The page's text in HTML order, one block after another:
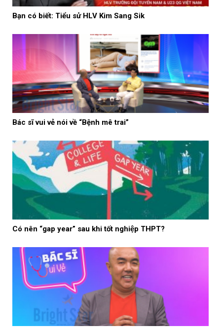
Bạn có biết: Tiểu sử HLV Kim Sang Sik
Bác sĩ vui vẻ nói về “Bệnh mê trai”
Có nên “gap year” sau khi tốt nghiệp THPT?